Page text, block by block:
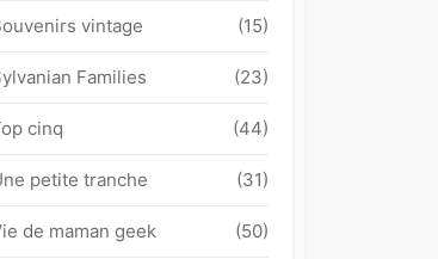
vintage (15)
Families (23)
cinq (44)
petite tranche (31)
de maman geek (50)